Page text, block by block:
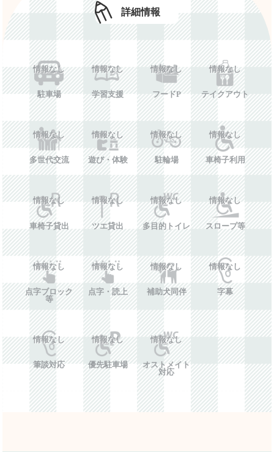
詳細情報
情報なし
駐車場
情報なし
学習支援
情報なし
フードP
情報なし
テイクアウト
情報なし
多世代交流
情報なし
遊び・体験
情報なし
駐輪場
情報なし
車椅子利用
情報なし
車椅子貸出
情報なし
ツエ貸出
情報なし
多目的トイレ
情報なし
スロープ等
情報なし
点字ブロック
等
情報なし
点字・読上
情報なし
補助犬同伴
情報なし
字幕
情報なし
筆談対応
情報なし
優先駐車場
情報なし
オストメイト
対応